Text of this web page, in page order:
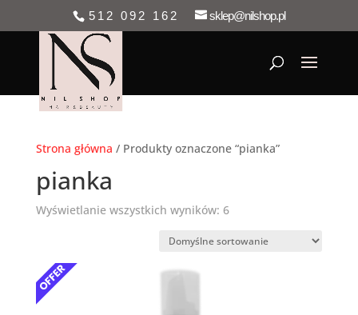
512 092 162 sklep@nilshop.pl
Strona główna / Produkty oznaczone “pianka”
pianka
Wyświetlanie wszystkich wyników: 6